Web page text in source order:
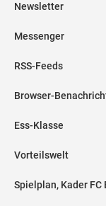
Newsletter
Messenger
RSS-Feeds
Browser-
Ess-Klasse
Vorteilswelt
Spielplan, Kader FC